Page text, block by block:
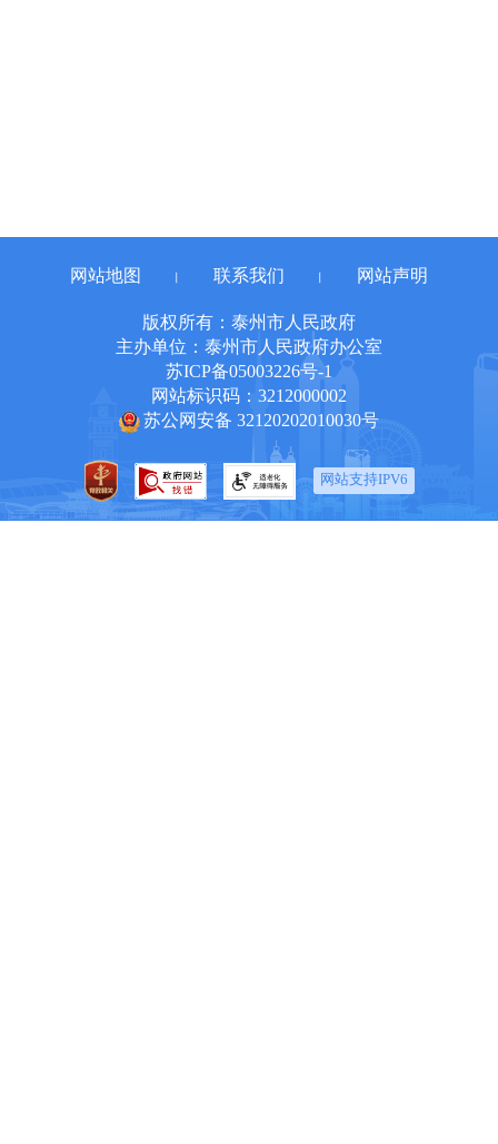
网站地图 联系我们 网站声明
版权所有：泰州市人民政府
主办单位：泰州市人民政府办公室
苏ICP备05003226号-1
网站标识码：3212000002
苏公网安备 32120202010030号
网站支持IPV6